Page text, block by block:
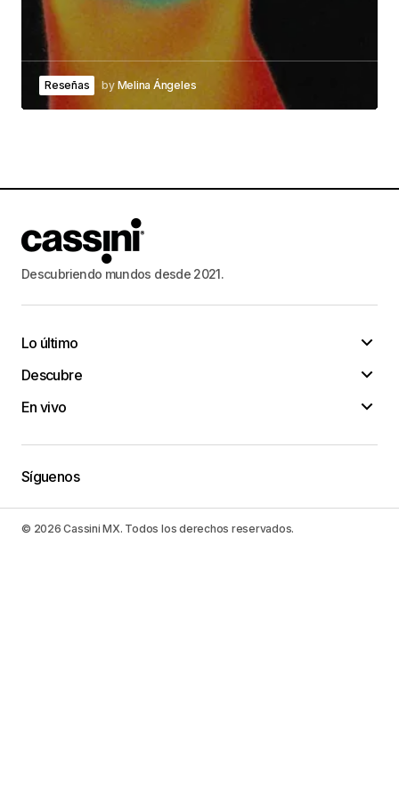
Ella Steiber
29/enero/2023 at 11:28
Amazing is the only productivity tool you need.
that will certainly assist you obtain more carried
out in less time.
Bernadette Delorge
30/enero/2023 at 04:24
Drink this, as well as the end result will astonish
Harrison Malakai
Bernadine Slayman
Reseñas by Melina Ángeles
Descubriendo mundos desde 2021.
Lo último
Descubre
En vivo
Síguenos
© 2026 Cassini MX. Todos los derechos reservados.